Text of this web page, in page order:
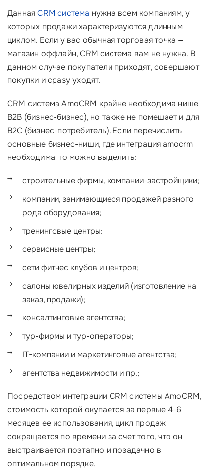
ДаннаяCRM система нужна всем компаниям, у
которых продажи характеризуются длинным
циклом. Если у вас обычная торговая точка —
магазин оффлайн, CRM система вам не нужна. В
данном случае покупатели приходят, совершают
покупки и сразу уходят.
CRM система AmoCRM крайне необходима нише
B2B (бизнес-бизнес), но также не помешает и для
B2C (бизнес-потребитель). Если перечислить
основные бизнес-ниши, где интеграция amocrm
необходима, то можно выделить:
строительные фирмы, компании-застройщики;
компании, занимающиеся продажей разного
рода оборудования;
тренинговые центры;
сервисные центры;
сети фитнес клубов и центров;
салоны ювелирных изделий (изготовление на
заказ, продажи);
консалтинговые агентства;
тур-фирмы и тур-операторы;
IT-компании и маркетинговые агентства;
агентства недвижимости и пр.;
Посредством интеграции CRM системы AmoCRM,
стоимость которой окупается за первые 4-6
месяцев ее использования, цикл продаж
сокращается по времени за счет того, что он
выстраивается поэтапно и позадачно в
оптимальном порядке.